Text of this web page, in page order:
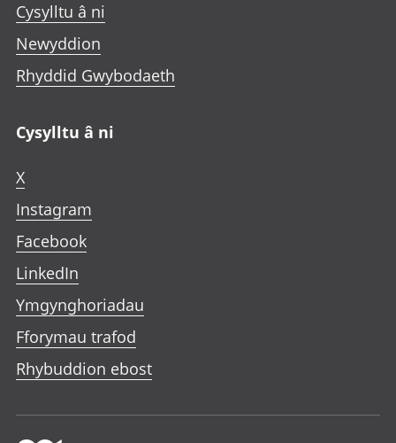
Cysylltu â ni
Newyddion
Rhyddid Gwybodaeth
Cysylltu â ni
X
Instagram
Facebook
LinkedIn
Ymgynghoriadau
Fforymau trafod
Rhybuddion ebost